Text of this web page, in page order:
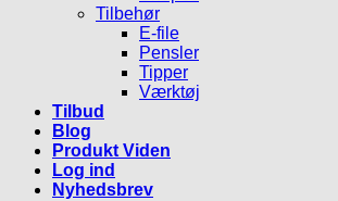
Tilbehør
E-file
Pensler
Tipper
Værktøj
Tilbud
Blog
Produkt Viden
Log ind
Nyhedsbrev